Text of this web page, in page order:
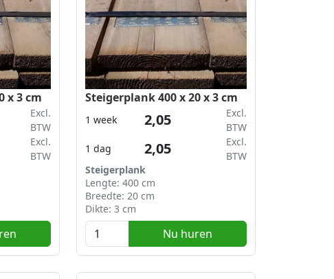
x 3 cm
Excl.
BTW
Excl.
BTW
Steigerplank 400 x 20 x 3 cm
1 dag 2,05
Excl.
BTW
1 week 2,05
Excl.
BTW
Steigerplank
Lengte: 400 cm
Breedte: 20 cm
Dikte: 3 cm
Nu huren